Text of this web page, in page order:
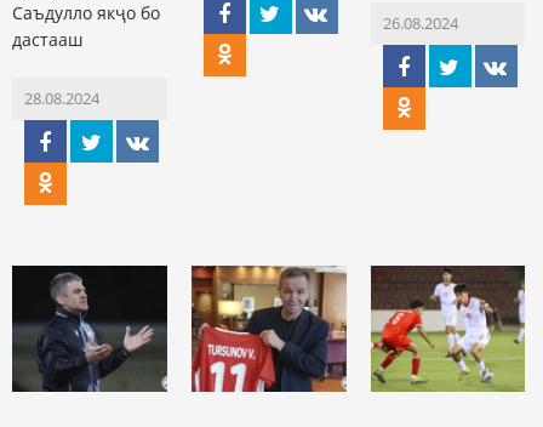
Саъдулло якҷо бо
дастааш
28.08.2024
26.08.2024